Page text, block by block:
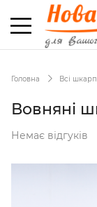
Головна Всі
Вовняні
Немає відгуків